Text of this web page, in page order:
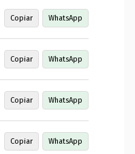
Copiar WhatsApp
Copiar WhatsApp
Copiar WhatsApp
Copiar WhatsApp